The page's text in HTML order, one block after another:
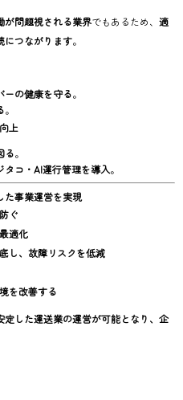
が問題視される業界でもあるため、 適
につながります。
ーの健康を守る。
。
上
る。
タコ・AI運行管理を導入。
た事業運営を実現
ぐ
適化
し、故障リスクを低減
を改善する
定した運送業の運営が可能となり、企